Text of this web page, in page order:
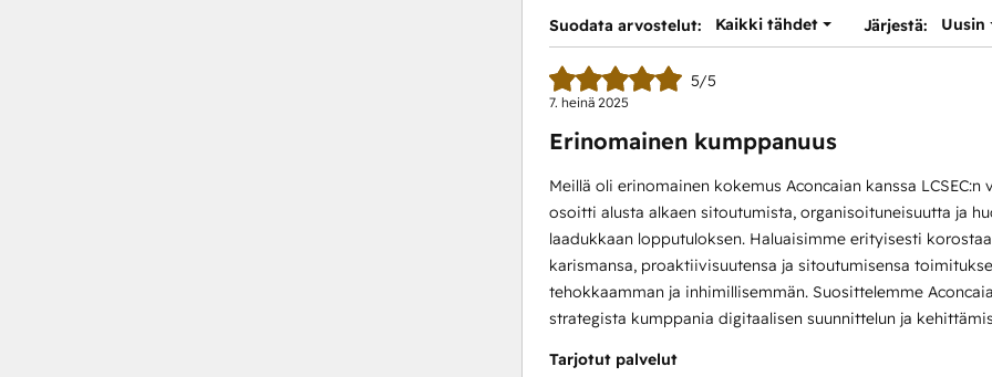
Suodata arvostelut:
Kaikki tähdet Järjestä: Uusin
5/5
7. heinä 2025
Erinomainen kumppanuus
Meillä oli erinomainen kokemus Aconcaian kanssa
osoitti alusta alkaen sitoutumista, organisoituneisuutta ja
laadukkaan lopputuloksen. Haluaisimme erityisesti
karismansa, proaktiivisuutensa ja sitoutumisensa
tehokkaamman ja inhimillisemmän. Suosittelemme
strategista kumppania digitaalisen suunnittelun ja
Tarjotut palvelut